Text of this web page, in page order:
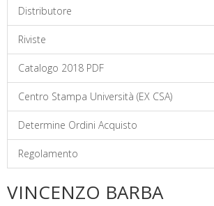
Distributore
Riviste
Catalogo 2018 PDF
Centro Stampa Università (EX CSA)
Determine Ordini Acquisto
Regolamento
VINCENZO BARBA